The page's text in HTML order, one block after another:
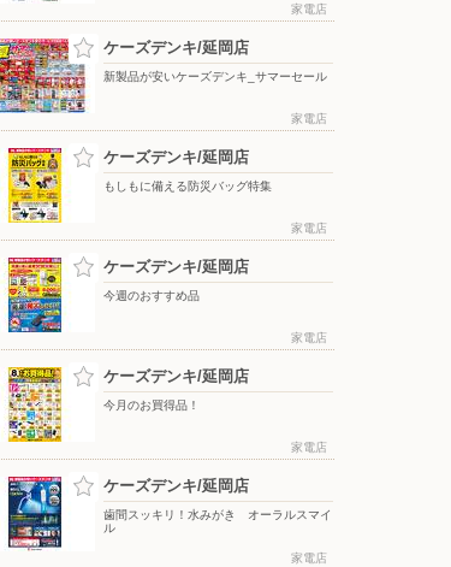
ReFaで毎日のケアをもっと上質
に！
家電店
ケーズデンキ/延岡店
新製品が安いケーズデンキ_サマーセール
家電店
ケーズデンキ/延岡店
もしもに備える防災バッグ特集
家電店
ケーズデンキ/延岡店
今週のおすすめ品
家電店
ケーズデンキ/延岡店
今月のお買得品！
家電店
ケーズデンキ/延岡店
歯間スッキリ！水みがき オーラルスマイ
ル
家電店